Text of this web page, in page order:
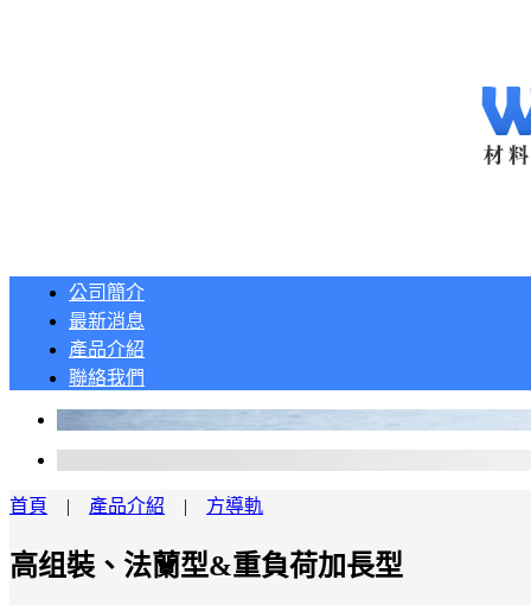
公司簡介
最新消息
產品介紹
聯絡我們
首頁 | 產品介紹 | 方導軌
高组裝、法蘭型&重負荷加長型